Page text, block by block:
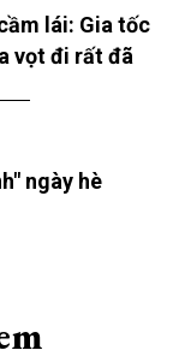
lái: Gia tốc
vọt đi rất đã
ngày hè